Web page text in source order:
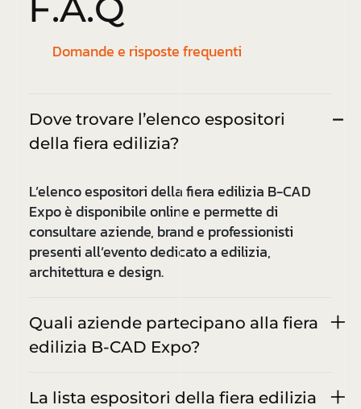
Domande e risposte frequenti
Dove trovare l’elenco espositori
della fiera edilizia?
L’elenco espositori della fiera edilizia B-CAD
Expo è disponibile online e permette di
consultare aziende, brand e professionisti
presenti all’evento dedicato a edilizia,
architettura e design.
Quali aziende partecipano alla fiera
edilizia B-CAD Expo?
La lista espositori della fiera edilizia